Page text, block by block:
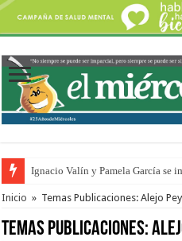
Ignacio Valín y Pamela García se
Traigo el litoral en mi canción:
Inicio » Temas Publicaciones: Alejo
Temas Publicaciones: